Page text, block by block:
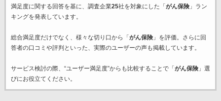
満足度に関する回答を基に、調査企業25社を対象にした「 がん保険」ラン
キングを発表しています。
総合満足度だけでなく、様々な切り口から「 がん保険」を評価。さらに回
答者の口コミや評判といった、実際のユーザーの声も掲載しています。
サービス検討の際、“ユーザー満足度”からも比較することで「 がん保険」選
びにお役立てください。